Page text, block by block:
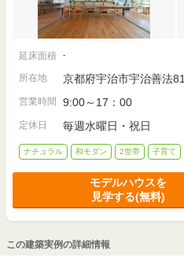
延床面積 -
所在地 京都府宇治市宇治善法81
営業時間 9:00～17：00
定休日 毎週水曜日・祝日
ナチュラル 和モダン 2世帯 子育て
モデルハウスを
見学する(無料)
この建築実例の詳細情報